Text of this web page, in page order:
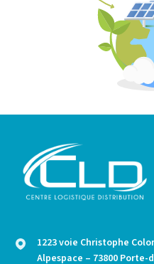
1223 voie Christophe
Alpespace – 73800 Porte-